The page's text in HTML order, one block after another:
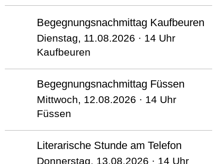
Begegnungsnachmittag Kaufbeuren
Dienstag, 11.08.2026 · 14 Uhr
Kaufbeuren
Begegnungsnachmittag Füssen
Mittwoch, 12.08.2026 · 14 Uhr
Füssen
Literarische Stunde am Telefon
Donnerstag, 13.08.2026 · 14 Uhr